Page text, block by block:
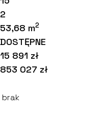
2
53,68 m2
DOSTĘPNE
15 891 zł
853 027 zł
brak